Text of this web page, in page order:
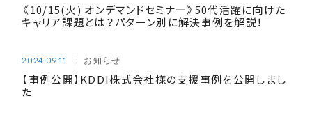
《10/15(火) オンデマンドセミナー》50代活躍に向けた
キャリア課題とは？パターン別に解決事例を解説！
2024.09.11 お知らせ
【事例公開】KDDI株式会社様の支援事例を公開しまし
た